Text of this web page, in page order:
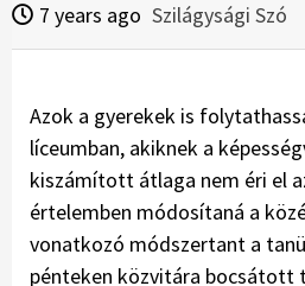
7 years ago Szilágysági Szó
Azok a gyerekek is
líceumban, akiknek a
kiszámított átlaga nem éri el
értelemben módosítaná a
vonatkozó módszertant a
pénteken közvitára bocsátott